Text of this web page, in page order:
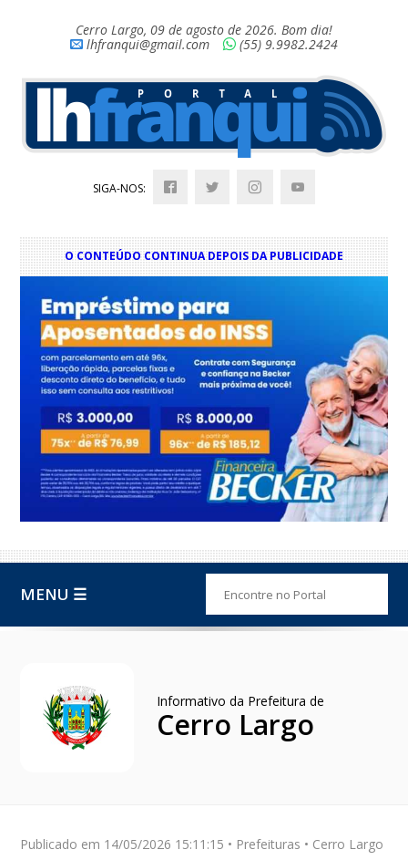
Cerro Largo, 09 de agosto de 2026. Bom dia!
lhfranqui@gmail.com
(55) 9.9982.2424
SIGA-NOS:
O CONTEÚDO CONTINUA DEPOIS DA PUBLICIDADE
MENU ☰
Informativo da Prefeitura de
Cerro Largo
Publicado em 14/05/2026 15:11:15 • Prefeituras • Cerro Largo